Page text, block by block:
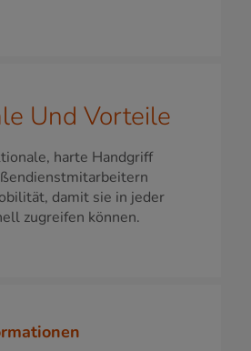
Und Vorteile
harte Handgriff
damit sie in jeder
zugreifen können.